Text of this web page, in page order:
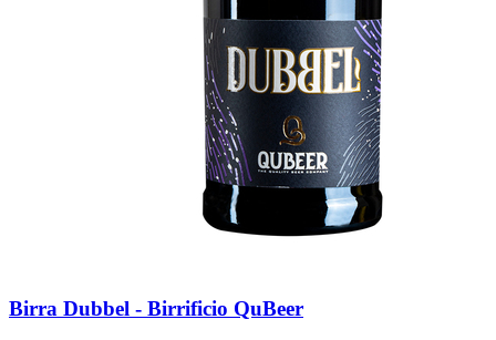
Birra Dubbel - Birrificio QuBeer